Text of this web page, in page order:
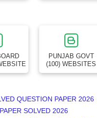
PUNJAB GOVT
(100) WEBSITES
QUESTION PAPER 2026
SOLVED 2026